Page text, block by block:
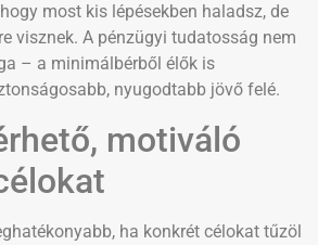
most kis lépésekben haladsz, de
visznek. A pénzügyi tudatosság nem
– a minimálbérből élők is
nyugodtabb jövő felé.
motiváló
ha konkrét célokat tűzöl